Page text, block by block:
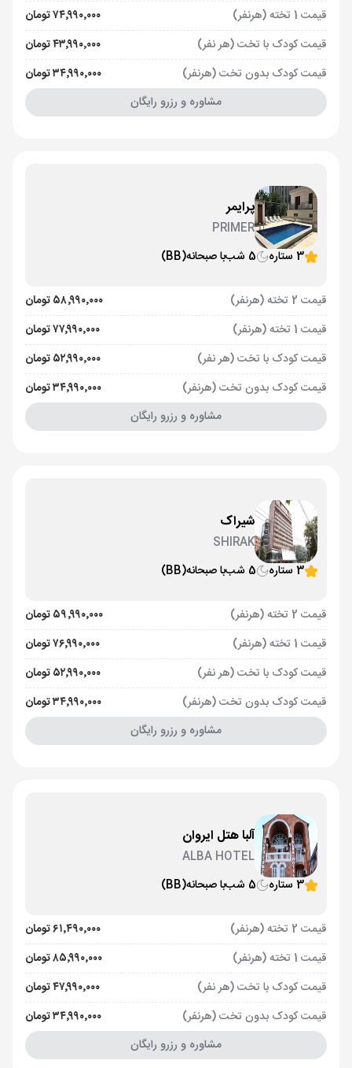
قیمت 1 تخته (هرنفر)
۷۴٬۹۹۰٬۰۰۰ تومان
قیمت کودک با تخت (هر نفر)
۴۳٬۹۹۰٬۰۰۰ تومان
قیمت کودک بدون تخت (هرنفر)
۳۴٬۹۹۰٬۰۰۰ تومان
مشاوره و رزرو رایگان
پرایمر
PRIMER
3 ستاره
5 شب با صبحانه(BB)
قیمت 2 تخته (هرنفر)
۵۸٬۹۹۰٬۰۰۰ تومان
قیمت 1 تخته (هرنفر)
۷۷٬۹۹۰٬۰۰۰ تومان
قیمت کودک با تخت (هر نفر)
۵۲٬۹۹۰٬۰۰۰ تومان
قیمت کودک بدون تخت (هرنفر)
۳۴٬۹۹۰٬۰۰۰ تومان
مشاوره و رزرو رایگان
شیراک
SHIRAK
3 ستاره
5 شب با صبحانه(BB)
قیمت 2 تخته (هرنفر)
۵۹٬۹۹۰٬۰۰۰ تومان
قیمت 1 تخته (هرنفر)
۷۶٬۹۹۰٬۰۰۰ تومان
قیمت کودک با تخت (هر نفر)
۵۲٬۹۹۰٬۰۰۰ تومان
قیمت کودک بدون تخت (هرنفر)
۳۴٬۹۹۰٬۰۰۰ تومان
مشاوره و رزرو رایگان
آلبا هتل ایروان
ALBA HOTEL
3 ستاره
5 شب با صبحانه(BB)
قیمت 2 تخته (هرنفر)
۶۱٬۴۹۰٬۰۰۰ تومان
قیمت 1 تخته (هرنفر)
۸۵٬۹۹۰٬۰۰۰ تومان
قیمت کودک با تخت (هر نفر)
۴۷٬۹۹۰٬۰۰۰ تومان
قیمت کودک بدون تخت (هرنفر)
۳۴٬۹۹۰٬۰۰۰ تومان
مشاوره و رزرو رایگان